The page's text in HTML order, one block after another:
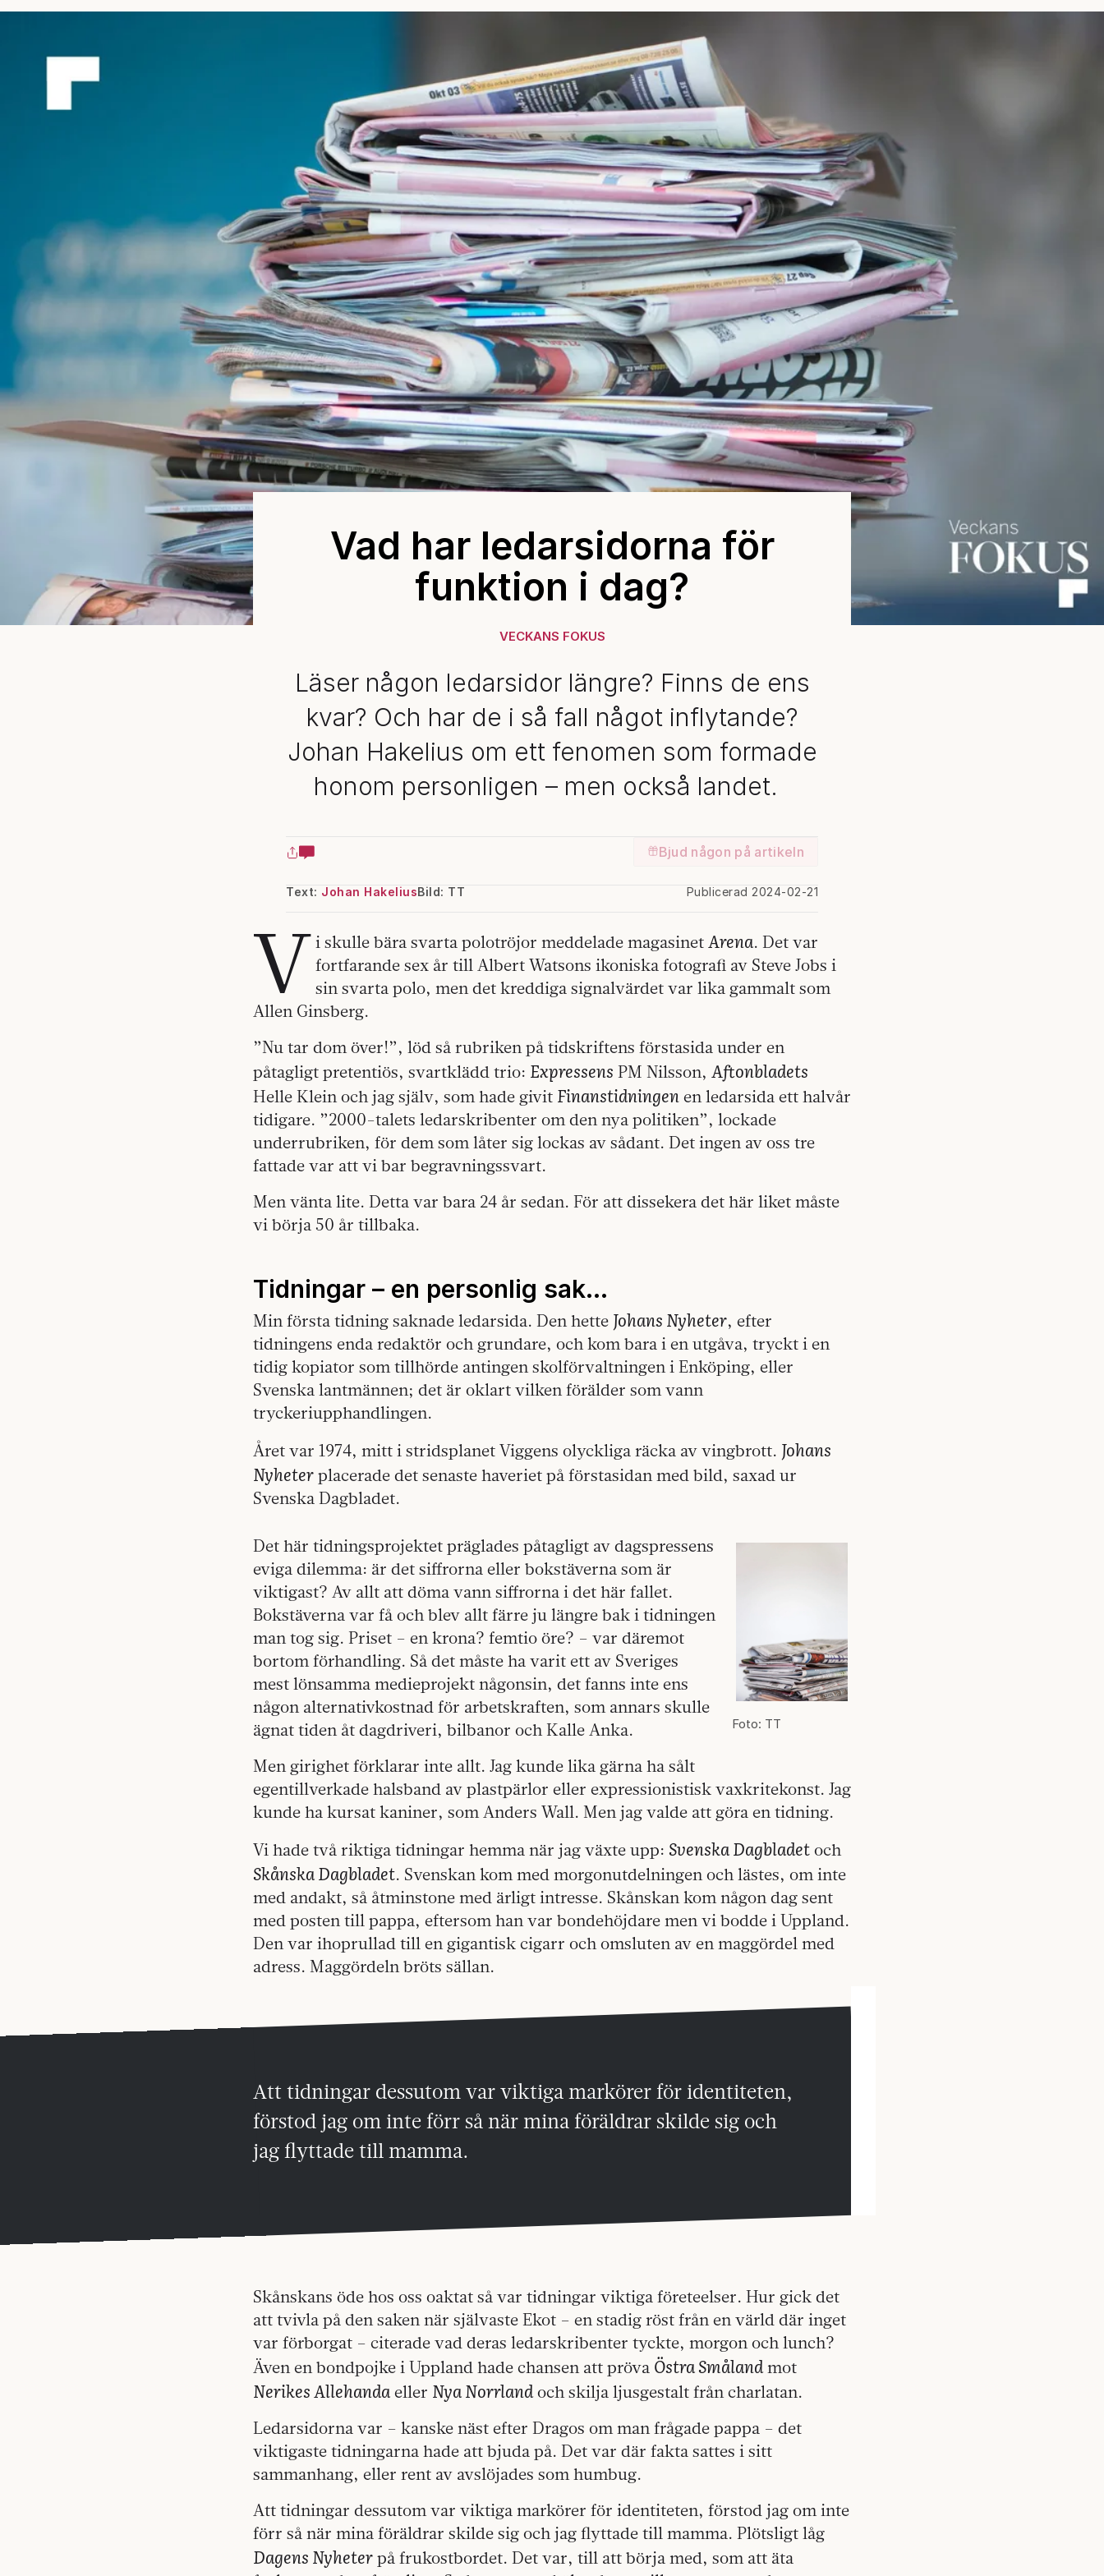
Vad har ledarsidorna för
funktion i dag?
VECKANS FOKUS
Läser någon ledarsidor längre? Finns de ens
kvar? Och har de i så fall något inflytande?
Johan Hakelius om ett fenomen som formade
honom personligen – men också landet.
Bjud någon på artikeln
Text: Johan Hakelius Publicerad 2024-02-21
Bild: TT
V i skulle bära svarta polotröjor meddelade magasinet Arena. Det var
fortfarande sex år till Albert Watsons ikoniska fotografi av Steve Jobs i
sin svarta polo, men det kreddiga signalvärdet var lika gammalt som
Allen Ginsberg.
”Nu tar dom över!”, löd så rubriken på tidskriftens förstasida under en
påtagligt pretentiös, svartklädd trio: Expressens PM Nilsson, Aftonbladets
Helle Klein och jag själv, som hade givit Finanstidningen en ledarsida ett halvår
tidigare. ”2000-talets ledarskribenter om den nya politiken”, lockade
underrubriken, för dem som låter sig lockas av sådant. Det ingen av oss tre
fattade var att vi bar begravningssvart.
Men vänta lite. Detta var bara 24 år sedan. För att dissekera det här liket måste
vi börja 50 år tillbaka.
Tidningar – en personlig sak…
Min första tidning saknade ledarsida. Den hette Johans Nyheter, efter
tidningens enda redaktör och grundare, och kom bara i en utgåva, tryckt i en
tidig kopiator som tillhörde antingen skolförvaltningen i Enköping, eller
Svenska lantmännen; det är oklart vilken förälder som vann
tryckeriupphandlingen.
Året var 1974, mitt i stridsplanet Viggens olyckliga räcka av vingbrott. Johans
Nyheter placerade det senaste haveriet på förstasidan med bild, saxad ur
Svenska Dagbladet.
Foto: TT
Det här tidningsprojektet präglades påtagligt av dagspressens
eviga dilemma: är det siffrorna eller bokstäverna som är
viktigast? Av allt att döma vann siffrorna i det här fallet.
Bokstäverna var få och blev allt färre ju längre bak i tidningen
man tog sig. Priset – en krona? femtio öre? – var däremot
bortom förhandling. Så det måste ha varit ett av Sveriges
mest lönsamma medieprojekt någonsin, det fanns inte ens
någon alternativkostnad för arbetskraften, som annars skulle
ägnat tiden åt dagdriveri, bilbanor och Kalle Anka.
Men girighet förklarar inte allt. Jag kunde lika gärna ha sålt
egentillverkade halsband av plastpärlor eller expressionistisk vaxkritekonst. Jag
kunde ha kursat kaniner, som Anders Wall. Men jag valde att göra en tidning.
Vi hade två riktiga tidningar hemma när jag växte upp: Svenska Dagbladet och
Skånska Dagbladet. Svenskan kom med morgonutdelningen och lästes, om inte
med andakt, så åtminstone med ärligt intresse. Skånskan kom någon dag sent
med posten till pappa, eftersom han var bondehöjdare men vi bodde i Uppland.
Den var ihoprullad till en gigantisk cigarr och omsluten av en maggördel med
adress. Maggördeln bröts sällan.
Att tidningar dessutom var viktiga markörer för identiteten,
förstod jag om inte förr så när mina föräldrar skilde sig och
jag flyttade till mamma.
Skånskans öde hos oss oaktat så var tidningar viktiga företeelser. Hur gick det
att tvivla på den saken när självaste Ekot – en stadig röst från en värld där inget
var förborgat – citerade vad deras ledarskribenter tyckte, morgon och lunch?
Även en bondpojke i Uppland hade chansen att pröva Östra Smålandmot
Nerikes Allehanda eller Nya Norrlandoch skilja ljusgestalt från charlatan.
Ledarsidorna var – kanske näst efter Dragos om man frågade pappa – det
viktigaste tidningarna hade att bjuda på. Det var där fakta sattes i sitt
sammanhang, eller rent av avslöjades som humbug.
Att tidningar dessutom var viktiga markörer för identiteten, förstod jag om inte
förr så när mina föräldrar skilde sig och jag flyttade till mamma. Plötsligt låg
Dagens Nyheter på frukostbordet. Det var, till att börja med, som att äta